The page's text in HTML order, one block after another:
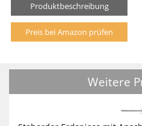
Produktbeschreibung
Preis bei Amazon prüfen
Weitere